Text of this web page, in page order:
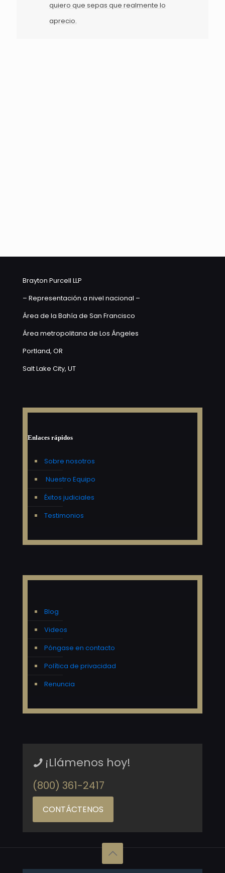
quiero que sepas que realmente lo
aprecio.
Brayton Purcell LLP
– Representación a nivel nacional –
Área de la Bahía de San Francisco
Área metropolitana de Los Ángeles
Portland, OR
Salt Lake City, UT
Enlaces rápidos
Sobre nosotros
Nuestro Equipo
Éxitos judiciales
Testimonios
Blog
Videos
Póngase en contacto
Política de privacidad
Renuncia
¡Llámenos hoy!
(800) 361-2417
CONTÁCTENOS